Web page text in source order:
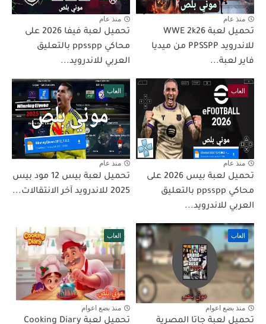
منذ عام
تحميل لعبة WWE 2k26
للاندرويد PPSSPP من ميديا
فاير لعبة...
منذ عام
تحميل لعبة فيفا 2026 على
محاكي ppsspp بالتعليق
العربي للاندرويد...
العاب
منذ عام
تحميل لعبة بيس 2026 على
محاكي ppsspp بالتعليق
العربي للاندرويد...
العاب
منذ عام
تحميل لعبة بيس 12 مود بيس
2025 للاندرويد آخر الانتقالات...
العاب
منذ بضع اعوام
تحميل لعبة جاتا المصرية
العاب
منذ بضع اعوام
تحميل لعبة Cooking Diary